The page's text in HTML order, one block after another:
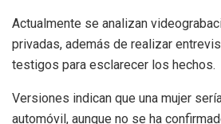
Actualmente se analizan
privadas, además de realizar
testigos para esclarecer los hechos.
Versiones indican que una mujer
automóvil, aunque no se ha